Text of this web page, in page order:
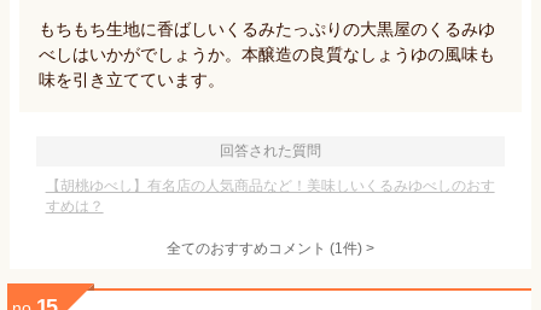
もちもち生地に香ばしいくるみたっぷりの大黒屋のくるみゆ
べしはいかがでしょうか。本醸造の良質なしょうゆの風味も
味を引き立てています。
回答された質問
【胡桃ゆべし】有名店の人気商品など！美味しいくるみゆべしのおす
すめは？
全てのおすすめコメント (1件) >